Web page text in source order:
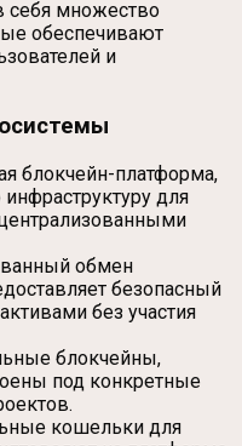
себя множество
обеспечивают
и
блокчейн-платформа,
для
обмен
безопасный
без участия
блокчейны,
под конкретные
кошельки для